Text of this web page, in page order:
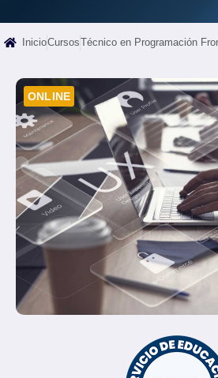
InicioCursosTécnico en Programación
ONLINE